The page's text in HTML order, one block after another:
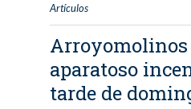
Artículos
aparatoso
tarde de